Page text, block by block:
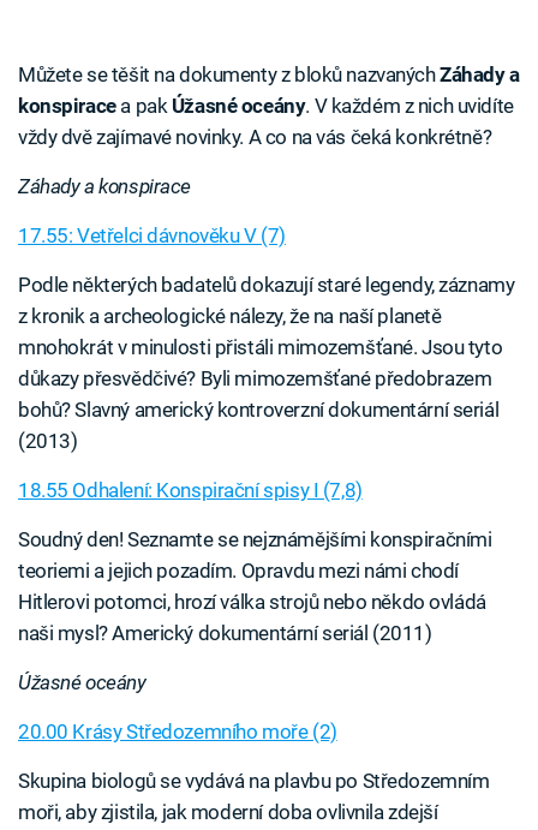
Můžete se těšit na dokumenty z bloků nazvanýchZáhady a
konspiracea pak Úžasné oceány. V každém z nich uvidíte
vždy dvě zajímavé novinky. A co na vás čeká konkrétně?
Záhady a konspirace
17.55: Vetřelci dávnověku V (7)
Podle některých badatelů dokazují staré legendy, záznamy
z kronik a archeologické nálezy, že na naší planetě
mnohokrát v minulosti přistáli mimozemšťané. Jsou tyto
důkazy přesvědčivé? Byli mimozemšťané předobrazem
bohů? Slavný americký kontroverzní dokumentární seriál
(2013)
18.55 Odhalení: Konspirační spisy I (7,8)
Soudný den! Seznamte se nejznámějšími konspiračními
teoriemi a jejich pozadím. Opravdu mezi námi chodí
Hitlerovi potomci, hrozí válka strojů nebo někdo ovládá
naši mysl? Americký dokumentární seriál (2011)
Úžasné oceány
20.00 Krásy Středozemního moře (2)
Skupina biologů se vydává na plavbu po Středozemním
moři, aby zjistila, jak moderní doba ovlivnila zdejší